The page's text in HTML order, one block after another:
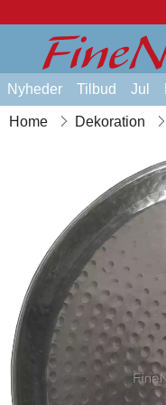
Nyheder Tilbud Jul
Home Dekoration